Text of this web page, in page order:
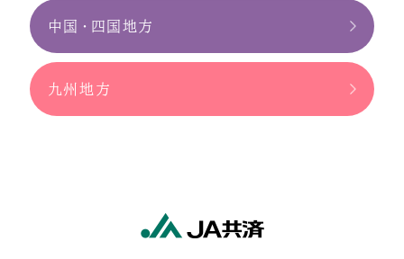
中国・四国地方
九州地方